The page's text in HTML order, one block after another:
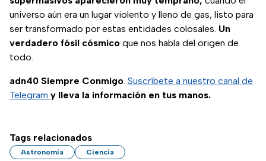
universo aún era un lugar violento y lleno de gas, listo para
ser transformado por estas entidades colosales. Un
verdadero fósil cósmico que nos habla del origen de
todo.
adn40 Siempre Conmigo. Suscríbete a nuestro canal de
Telegram y lleva la información en tus manos.
Tags relacionados
Astronomía Ciencia